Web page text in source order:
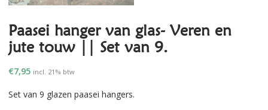
Paasei hanger van glas- Veren en
jute touw || Set van 9.
€7,95 incl. 21% btw
Set van 9 glazen paasei hangers.